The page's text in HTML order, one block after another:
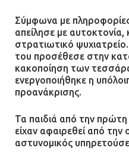
Σύμφωνα με
απείλησε με
στρατιωτικό
του προσέθεσε στην
κακοποίηση των
ενεργοποιήθηκε η
προανάκρισης.
Τα παιδιά από την πρώτη
είχαν αφαιρεθεί από την
αστυνομικός